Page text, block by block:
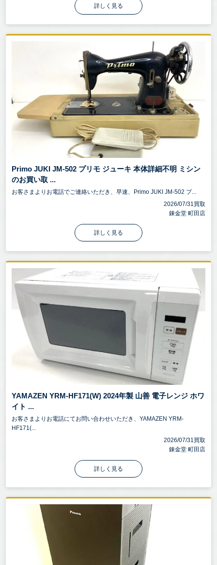
詳しく見る
Primo JUKI JM-502 プリモ ジューキ 本体詳細不明 ミシン
のお買い取 ...
お客さまよりお電話でご連絡いただき、早速、Primo JUKI JM-502 プ...
2026/07/31買取
錬金堂 町田店
詳しく見る
YAMAZEN YRM-HF171(W) 2024年製 山善 電子レンジ ホワ
イト ...
お客さまよりお電話にてお問い合わせいただき、YAMAZEN YRM-
HF171(...
2026/07/31買取
錬金堂 町田店
詳しく見る